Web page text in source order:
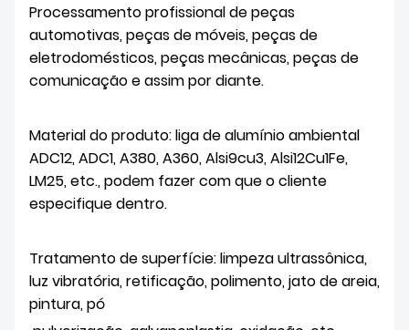
Processamento profissional de peças
automotivas, peças de móveis, peças de
eletrodomésticos, peças mecânicas, peças de
comunicação e assim por diante.
Material do produto: liga de alumínio ambiental
ADC12, ADC1, A380, A360, Alsi9cu3, Alsi12Cu1Fe,
LM25, etc., podem fazer com que o cliente
especifique dentro.
Tratamento de superfície: limpeza ultrassônica,
luz vibratória, retificação, polimento, jato de areia,
pintura, pó